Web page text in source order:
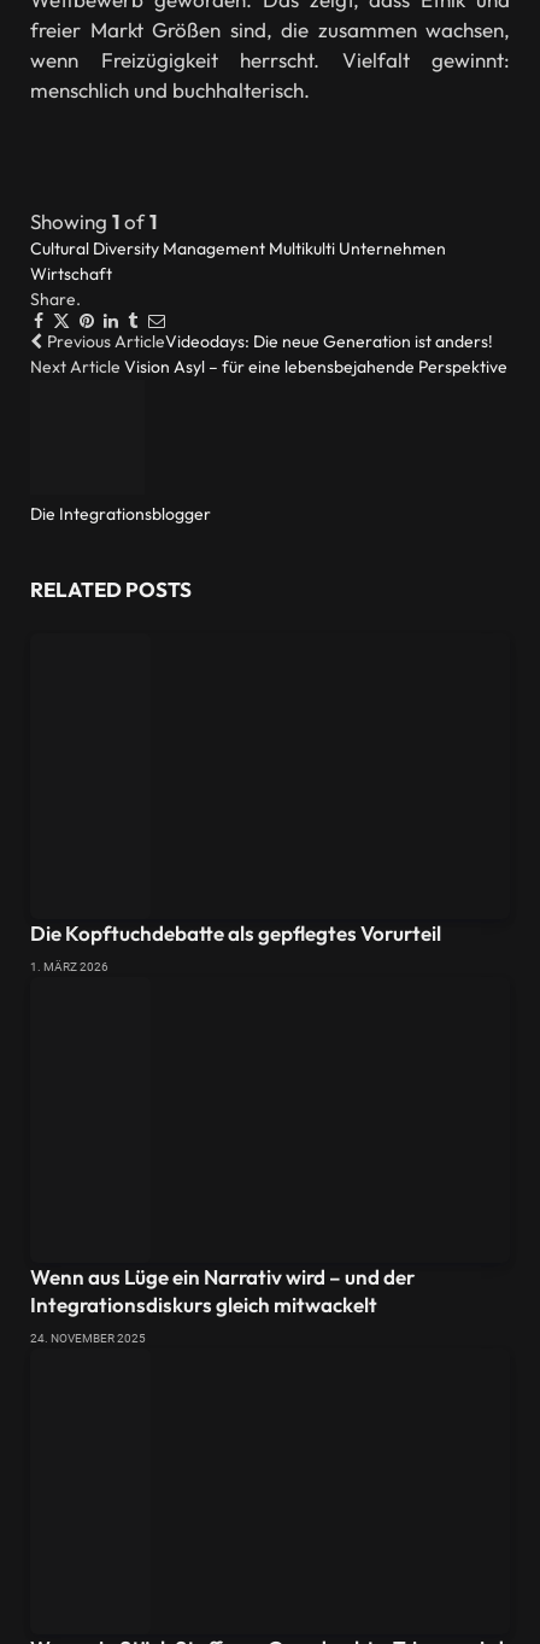
freier Markt Größen sind, die zusammen wachsen,
wenn Freizügigkeit herrscht. Vielfalt gewinnt:
menschlich und buchhalterisch.
Showing 1of1
Cultural Diversity Management Multikulti Unternehmen
Wirtschaft
Share.
Facebook
TwitterPinterestLinkedIn
Tumblr
Email
Previous ArticleVideodays: Die neue Generation ist anders!
Next Article Vision Asyl – für eine lebensbejahende Perspektive
Die Integrationsblogger
RELATEDPOSTS
Die Kopftuchdebatte als gepflegtes Vorurteil
1. MÄRZ 2026
Wenn aus Lüge ein Narrativ wird – und der
Integrationsdiskurs gleich mitwackelt
24. NOVEMBER 2025